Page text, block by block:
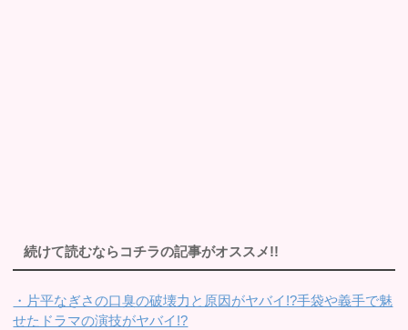
続けて読むならコチラの記事がオススメ!!
・片平なぎさの口臭の破壊力と原因がヤバイ!?手袋や義手で魅
せたドラマの演技がヤバイ!?